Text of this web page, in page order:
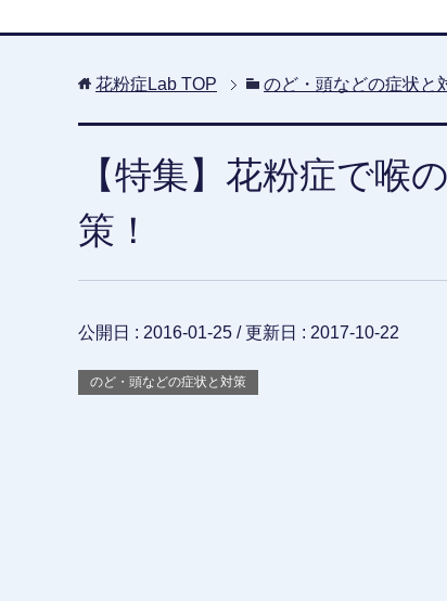
花粉症Lab TOP のど・頭などの症状と
【特集】花粉症で喉
策！
公開日 : 2016-01-25 / 更新日 : 2017-10-22
のど・頭などの症状と対策